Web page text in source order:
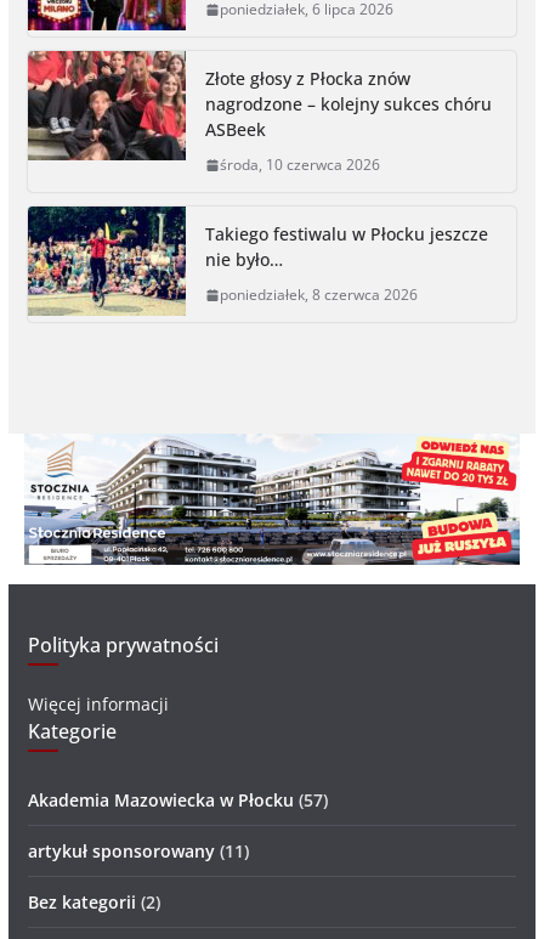
o
k
g
e
r
r
n poniedziałek, 6 lipca 2026
Złote głosy z Płocka znów
nagrodzone – kolejny sukces chóru
ASBeek
środa, 10 czerwca 2026
Takiego festiwalu w Płocku jeszcze
nie było…
poniedziałek, 8 czerwca 2026
Polityka prywatności
Więcej informacji
Kategorie
Akademia Mazowiecka w Płocku (57)
artykuł sponsorowany(11)
Bez kategorii (2)